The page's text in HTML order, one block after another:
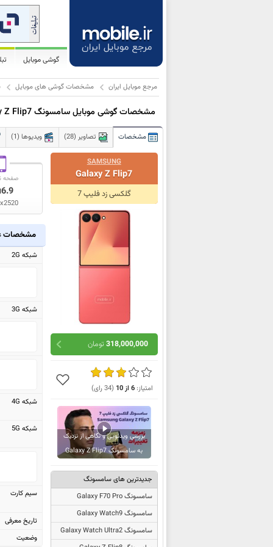
گوشی موبایل
مرجع موبایل ایران مشخصات گوشی های موبایل
مشخصات گوشی موبایل سامسونگ Galaxy Z Flip7
مشخصات تصاویر (28) ویدیوها (1)
SAMSUNG
Galaxy Z Flip7
گلکسی زد فلیپ 7
318,000,000 تومان
امتیاز:6از10
(
34رای)
بررسی ویدئویی و نگاهی از نزدیک
به سامسونگ Galaxy Z Flip7
جدیدترین های سامسونگ
سامسونگ Galaxy F70 Pro
سامسونگ Galaxy Watch9
سامسونگ Galaxy Watch Ultra2
صفحه
6.9
مشخصات
شبکه 2G
شبکه 3G
شبکه 4G
شبکه 5G
سیم کارت
تاریخ معرفی
وضعیت